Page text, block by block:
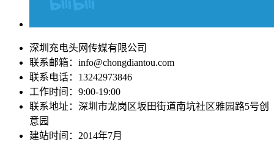
深圳充电头网传媒有限公司
联系邮箱：info@chongdiantou.com
联系电话：13242973846
工作时间：9:00-19:00
联系地址：深圳市龙岗区坂田街道南坑社区雅园路5号创
意园
建站时间：2014年7月